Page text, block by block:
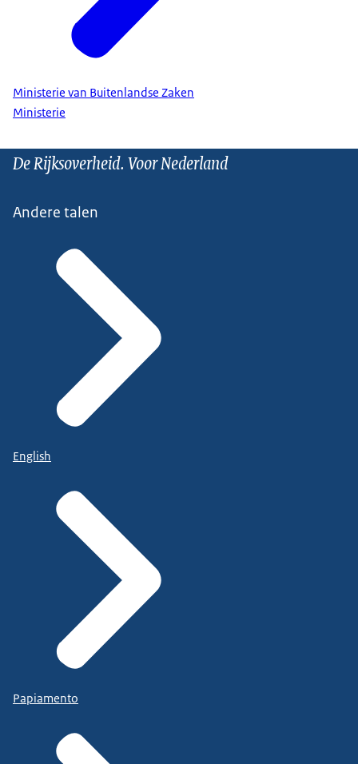
Ministerie van Buitenlandse Zaken
Ministerie
De Rijksoverheid. Voor Nederland
Andere talen
English
Papiamento